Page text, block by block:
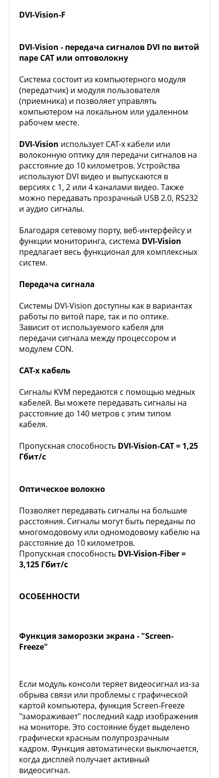
DVI-Vision-F
DVI-Vision - передача сигналов DVI по витой
паре CAT или оптоволокну
Система состоит из компьютерного модуля
(передатчик) и модуля пользователя
(приемника) и позволяет управлять
компьютером на локальном или удаленном
рабочем месте.
DVI-Vision использует CAT-х кабели или
волоконную оптику для передачи сигналов на
расстояние до 10 километров. Устройства
используют DVI видео и выпускаются в
версиях с 1, 2 или 4 каналами видео. Также
можно передавать прозрачный USB 2.0, RS232
и аудио сигналы.
Благодаря сетевому порту, веб-интерфейсу и
функции мониторинга, система DVI-Vision
предлагает весь функционал для комплексных
систем.
Передача сигнала
Системы DVI-Vision доступны как в вариантах
работы по витой паре, так и по оптике.
Зависит от используемого кабеля для
передачи сигнала между процессором и
модулем CON.
CAT-х кабель
Сигналы KVM передаются с помощью медных
кабелей. Вы можете передавать сигналы на
расстояние до 140 метров с этим типом
кабеля.
Пропускная способность DVI-Vision-CAT = 1,25
Гбит/с
Оптическое волокно
Позволяет передавать сигналы на большие
расстояния. Сигналы могут быть переданы по
многомодовому или одномодовому кабелю на
расстояние до 10 километров.
Пропускная способность DVI-Vision-Fiber =
3,125 Гбит/с
ОСОБЕННОСТИ
Функция заморозки экрана - "Screen-
Freeze"
Если модуль консоли теряет видеосигнал из-за
обрыва связи или проблемы с графической
картой компьютера, функция Screen-Freeze
"замораживает" последний кадр изображения
на мониторе. Это состояние будет выделено
графически красным полупрозрачным
кадром. Функция автоматически выключается,
когда дисплей получает активный
видеосигнал.